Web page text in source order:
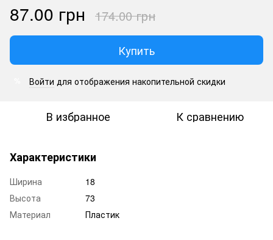
87.00 грн 174.00 грн
Купить
Войти для отображения накопительной скидки
В избранное К сравнению
Характеристики
Ширина
18
Высота
73
Материал
Пластик